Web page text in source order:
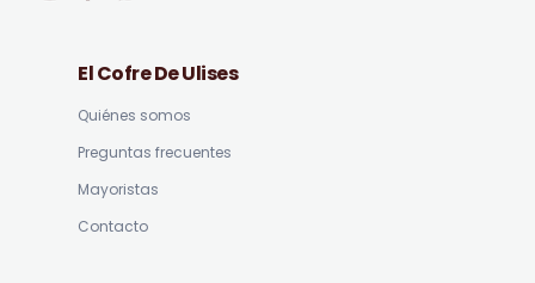
El Cofre De Ulises
Quiénes somos
Preguntas frecuentes
Mayoristas
Contacto